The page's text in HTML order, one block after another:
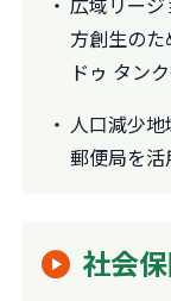
方創生の
ドゥ タンク
人口減少
郵便局を
社会